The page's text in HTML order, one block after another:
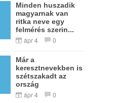
Minden huszadik
magyarnak van
ritka neve egy
felmérés szerin...
ápr 4 0
Már a
keresztnevekben is
szétszakadt az
ország
ápr 4 0